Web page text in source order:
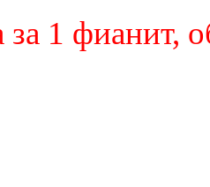
за 1 фианит,